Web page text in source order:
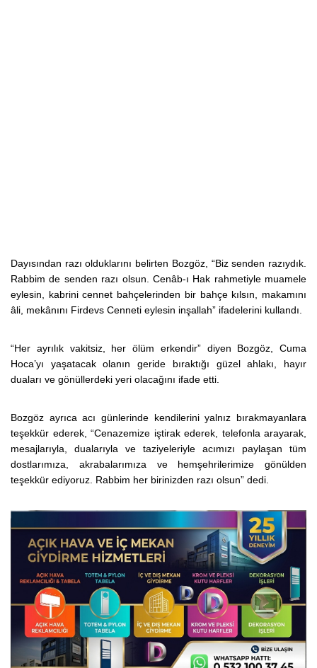
Dayısından razı olduklarını belirten Bozgöz, “Biz senden razıydık.
Rabbim de senden razı olsun. Cenâb-ı Hak rahmetiyle muamele
eylesin, kabrini cennet bahçelerinden bir bahçe kılsın, makamını
âli, mekânını Firdevs Cenneti eylesin inşallah” ifadelerini kullandı.
“Her ayrılık vakitsiz, her ölüm erkendir” diyen Bozgöz, Cuma
Hoca’yı yaşatacak olanın geride bıraktığı güzel ahlakı, hayır
duaları ve gönüllerdeki yeri olacağını ifade etti.
Bozgöz ayrıca acı günlerinde kendilerini yalnız bırakmayanlara
teşekkür ederek, “Cenazemize iştirak ederek, telefonla arayarak,
mesajlarıyla, dualarıyla ve taziyeleriyle acımızı paylaşan tüm
dostlarımıza, akrabalarımıza ve hemşehrilerimize gönülden
teşekkür ediyoruz. Rabbim her birinizden razı olsun” dedi.